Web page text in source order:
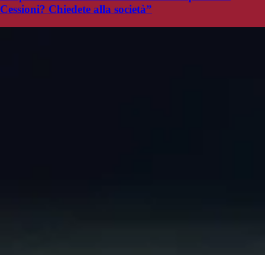
Cessioni? Chiedete alla società”